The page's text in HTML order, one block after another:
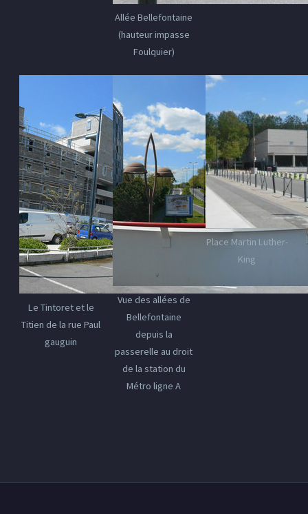
Allée Bellefontaine
(hauteur impasse
Foulquier)
Le Tintoret et le
Titien de la rue Paul
gauguin
Vue des allées de
Bellefontaine
depuis la
passerelle au droit
de la station du
Métro ligne A
Place Martin Luther-
King